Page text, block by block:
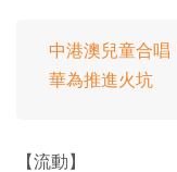
中港澳兒童合唱
華為推進火坑
【流動】